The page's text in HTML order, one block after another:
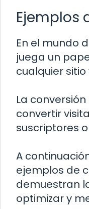
Ejemplos
En el mundo
juega un
cualquier
La
convertir
suscriptores
A
ejemplos de
demuestran
optimizar y